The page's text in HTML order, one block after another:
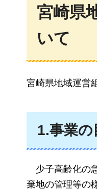
宮崎県
いて
宮崎県地域運営
1.事業の
少子高齢化の
棄地の管理等の